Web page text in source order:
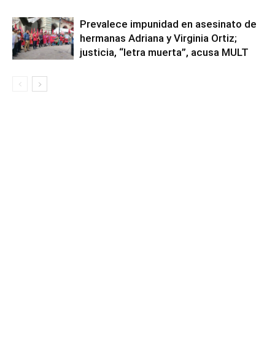
Prevalece impunidad en asesinato de
hermanas Adriana y Virginia Ortiz;
justicia, “letra muerta”, acusa MULT